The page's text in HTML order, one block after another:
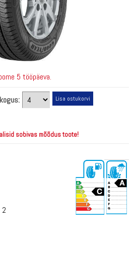
5 tööpäeva.
sobivas mõõdus toote!
2